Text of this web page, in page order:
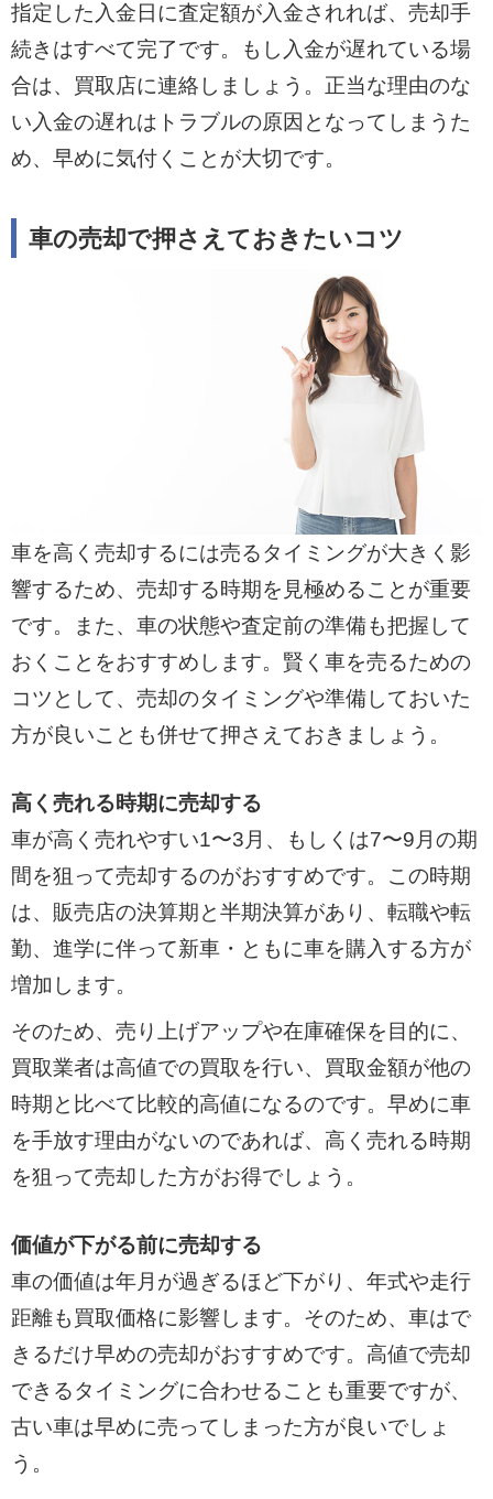
指定した入金日に査定額が入金されれば、売却手
続きはすべて完了です。もし入金が遅れている場
合は、買取店に連絡しましょう。正当な理由のな
い入金の遅れはトラブルの原因となってしまうた
め、早めに気付くことが大切です。
車の売却で押さえておきたいコツ
車を高く売却するには売るタイミングが大きく影
響するため、売却する時期を見極めることが重要
です。また、車の状態や査定前の準備も把握して
おくことをおすすめします。賢く車を売るための
コツとして、売却のタイミングや準備しておいた
方が良いことも併せて押さえておきましょう。
高く売れる時期に売却する
車が高く売れやすい1〜3月、もしくは7〜9月の期
間を狙って売却するのがおすすめです。この時期
は、販売店の決算期と半期決算があり、転職や転
勤、進学に伴って新車・ともに車を購入する方が
増加します。
そのため、売り上げアップや在庫確保を目的に、
買取業者は高値での買取を行い、買取金額が他の
時期と比べて比較的高値になるのです。早めに車
を手放す理由がないのであれば、高く売れる時期
を狙って売却した方がお得でしょう。
価値が下がる前に売却する
車の価値は年月が過ぎるほど下がり、年式や走行
距離も買取価格に影響します。そのため、車はで
きるだけ早めの売却がおすすめです。高値で売却
できるタイミングに合わせることも重要ですが、
古い車は早めに売ってしまった方が良いでしょ
う。